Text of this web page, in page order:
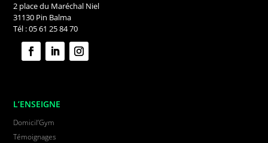
2 place du Maréchal Niel
31130 Pin Balma
Tél : 05 61 25 84 70
L’ENSEIGNE
Domicil’Gym
Témoignages